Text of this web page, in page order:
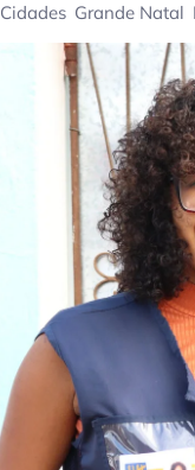
Cidades Grande Natal